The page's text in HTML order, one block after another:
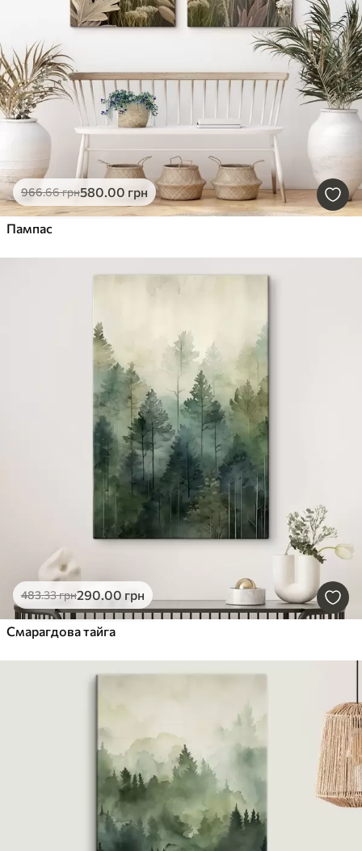
966.66грн580.00 грн
Пампас
483.33грн290.00 грн
Смарагдова тайга